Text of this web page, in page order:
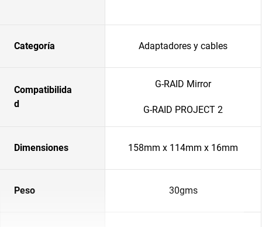
Categoría Adaptadores y cables
Compatibilida
d
G-RAID Mirror
G-RAID PROJECT 2
Dimensiones 158mm x 114mm x 16mm
Peso 30gms